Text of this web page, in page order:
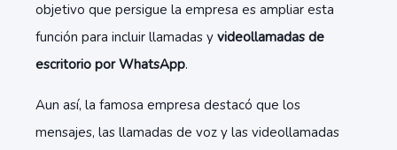
objetivo que persigue la empresa es ampliar esta
función para incluir llamadas y videollamadas de
escritorio por WhatsApp.
Aun así, la famosa empresa destacó que los
mensajes, las llamadas de voz y las videollamadas